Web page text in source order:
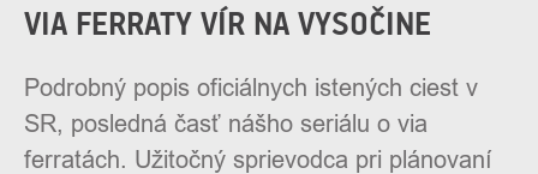
VIA FERRATY VÍR NA VYSOČINE
Podrobný popis oficiálnych istených ciest v
SR, posledná časť nášho seriálu o via
ferratách. Užitočný sprievodca pri plánovaní